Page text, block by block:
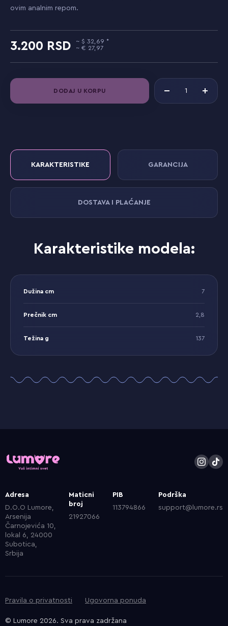
ovim analnim repom.
3.200
32,69
27,97
DODAJ U KORPU
KARAKTERISTIKE GARANCIJA
DOSTAVA I PLAĆANJE
Karakteristike modela:
Dužina cm 7
Prečnik cm 2,8
Težina g 137
Adresa
D.O.O Lumore,
Arsenija
Čarnojevića 10,
lokal 6, 24000
Subotica,
Srbija
Maticni
broj
21927066
PIB
113794866
Podrška
support@lumore.rs
Pravila o privatnosti Ugovorna ponuda
© Lumore 2026. Sva prava zadržana